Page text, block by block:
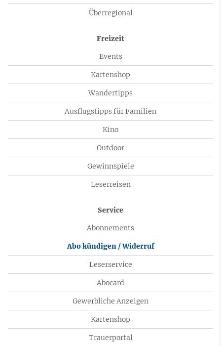
Überregional
Freizeit
Events
Kartenshop
Wandertipps
Ausflugstipps für Familien
Kino
Outdoor
Gewinnspiele
Leserreisen
Service
Abonnements
Abo kündigen / Widerruf
Leserservice
Abocard
Gewerbliche Anzeigen
Kartenshop
Trauerportal